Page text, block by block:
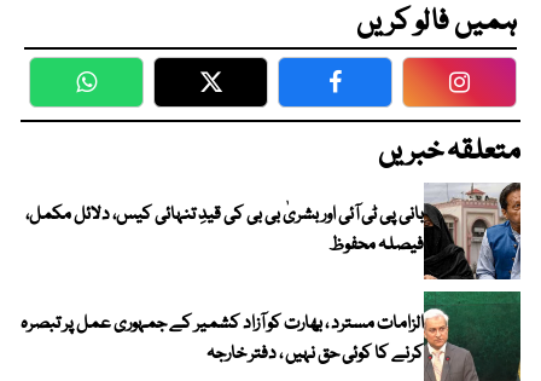
ہمیں فالو کریں
WhatsApp Twitter Facebook
متعلقہ خبریں
بانی پی ٹی آئی اور بشریٰ بی بی کی قیدِ تنہائی کیس، دلائل مکمل،
فیصلہ محفوظ
الزامات مسترد ، بھارت کو آزاد کشمیر کے جمہوری عمل پر تبصرہ
کرنے کا کوئی حق نہیں ، دفتر خارجہ